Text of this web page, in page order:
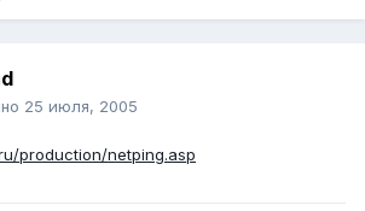
25 июля, 2005
production/netping.asp